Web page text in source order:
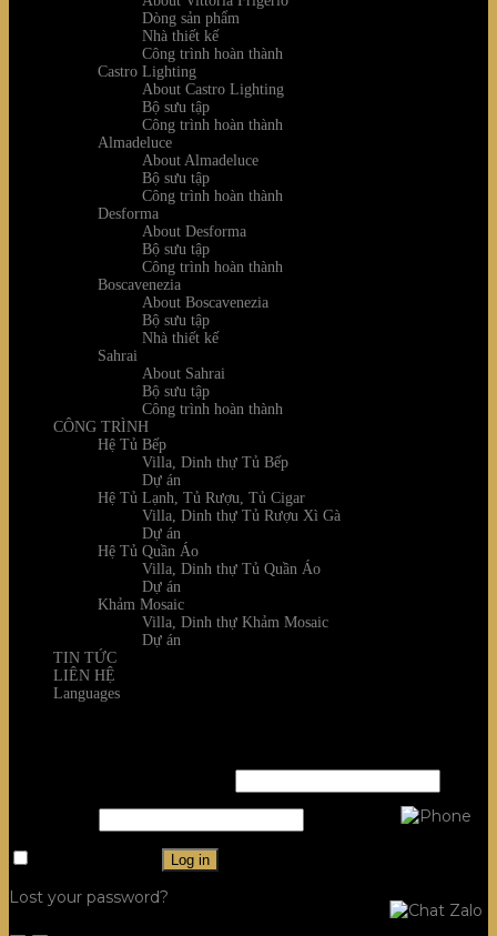
Dòng sản phẩm
Nhà thiết kế
Công trình hoàn thành
Castro Lighting
About Castro Lighting
Bộ sưu tập
Công trình hoàn thành
Almadeluce
About Almadeluce
Bộ sưu tập
Công trình hoàn thành
Desforma
About Desforma
Bộ sưu tập
Công trình hoàn thành
Boscavenezia
About Boscavenezia
Bộ sưu tập
Nhà thiết kế
Sahrai
About Sahrai
Bộ sưu tập
Công trình hoàn thành
CÔNG TRÌNH
Hệ Tủ Bếp
Villa, Dinh thự Tủ Bếp
Dự án
Hệ Tủ Lạnh, Tủ Rượu, Tủ Cigar
Villa, Dinh thự Tủ Rượu Xì Gà
Dự án
Hệ Tủ Quần Áo
Villa, Dinh thự Tủ Quần Áo
Dự án
Khảm Mosaic
Villa, Dinh thự Khảm Mosaic
Dự án
TIN TỨC
LIÊN HỆ
Languages
Log in
Lost your password?